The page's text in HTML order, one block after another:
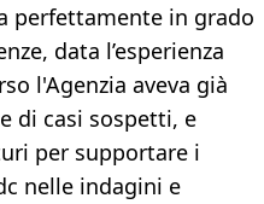
perfettamente in grado
data l’esperienza
l'Agenzia aveva già
di casi sospetti, e
per supportare i
nelle indagini e